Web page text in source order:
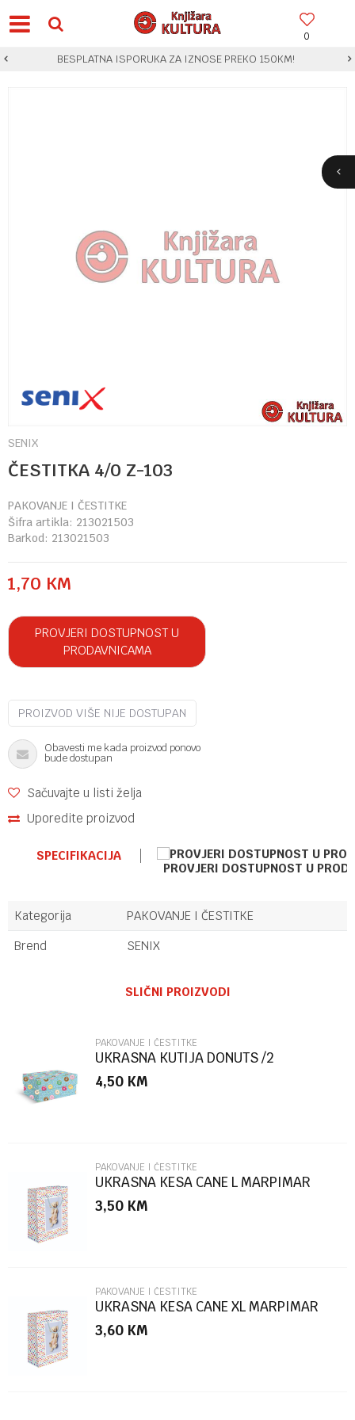
0
BESPLATNA ISPORUKA ZA IZNOSE PREKO 150KM!
SENIX
ČESTITKA 4/0 Z-103
PAKOVANJE I ČESTITKE
Šifra artikla: 213021503
Barkod: 213021503
1,70 KM
PROVJERI DOSTUPNOST U
PRODAVNICAMA
PROIZVOD VIŠE NIJE DOSTUPAN
Obavesti me kada proizvod ponovo
bude dostupan
Sačuvajte u listi želja
Uporedite proizvod
SPECIFIKACIJA
PROVJERI DOSTUPNOST U
Kategorija
PAKOVANJE I ČESTITKE
Brend
SENIX
Poruka
POŠALJI
SLIČNI PROIZVODI
PAKOVANJE I ČESTITKE
UKRASNA KUTIJA DONUTS /2
MARPIMAR
4,50 KM
PAKOVANJE I ČESTITKE
UKRASNA KESA CANE L MARPIMAR
3,50 KM
PAKOVANJE I ČESTITKE
UKRASNA KESA CANE XL MARPIMAR
3,60 KM